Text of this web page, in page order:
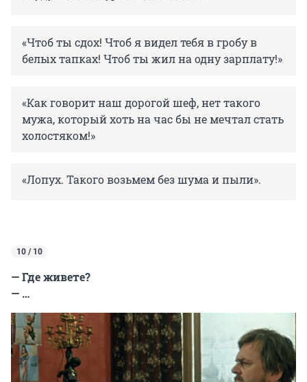
«Чтоб ты сдох! Чтоб я видел тебя в гробу в
белых тапках! Чтоб ты жил на одну зарплату!»
«Как говорит наш дорогой шеф, нет такого
мужа, который хоть на час бы не мечтал стать
холостяком!»
«Лопух. Такого возьмем без шума и пыли».
10 / 10
— Где живете?
— …